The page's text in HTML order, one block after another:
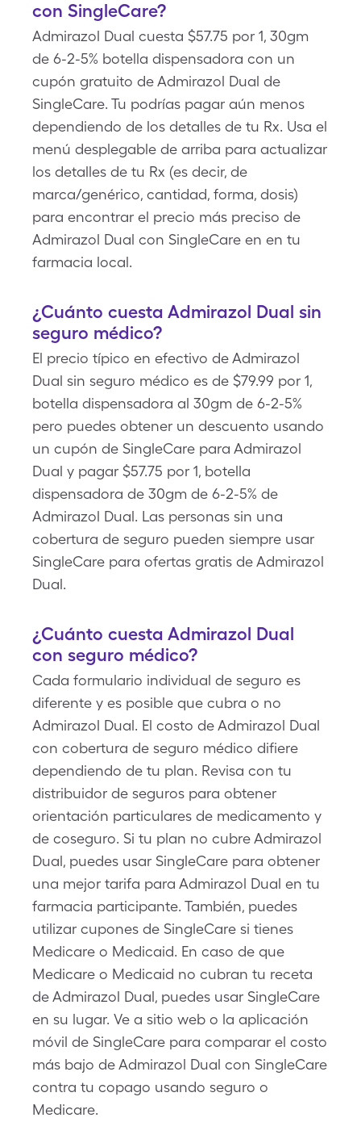
con SingleCare?
Admirazol Dual cuesta $57.75 por 1, 30gm
de 6-2-5% botella dispensadora con un
cupón gratuito de Admirazol Dual de
SingleCare. Tu podrías pagar aún menos
dependiendo de los detalles de tu Rx. Usa el
menú desplegable de arriba para actualizar
los detalles de tu Rx (es decir, de
marca/genérico, cantidad, forma, dosis)
para encontrar el precio más preciso de
Admirazol Dual con SingleCare en en tu
farmacia local.
¿Cuánto cuesta Admirazol Dual sin
seguro médico?
El precio típico en efectivo de Admirazol
Dual sin seguro médico es de $79.99 por 1,
botella dispensadora al 30gm de 6-2-5%
pero puedes obtener un descuento usando
un cupón de SingleCare para Admirazol
Dual y pagar $57.75 por 1, botella
dispensadora de 30gm de 6-2-5% de
Admirazol Dual. Las personas sin una
cobertura de seguro pueden siempre usar
SingleCare para ofertas gratis de Admirazol
Dual.
¿Cuánto cuesta Admirazol Dual
con seguro médico?
Cada formulario individual de seguro es
diferente y es posible que cubra o no
Admirazol Dual. El costo de Admirazol Dual
con cobertura de seguro médico difiere
dependiendo de tu plan. Revisa con tu
distribuidor de seguros para obtener
orientación particulares de medicamento y
de coseguro. Si tu plan no cubre Admirazol
Dual, puedes usar SingleCare para obtener
una mejor tarifa para Admirazol Dual en tu
farmacia participante. También, puedes
utilizar cupones de SingleCare si tienes
Medicare o Medicaid. En caso de que
Medicare o Medicaid no cubran tu receta
de Admirazol Dual, puedes usar SingleCare
en su lugar. Ve a sitio web o la aplicación
móvil de SingleCare para comparar el costo
más bajo de Admirazol Dual con SingleCare
contra tu copago usando seguro o
Medicare.